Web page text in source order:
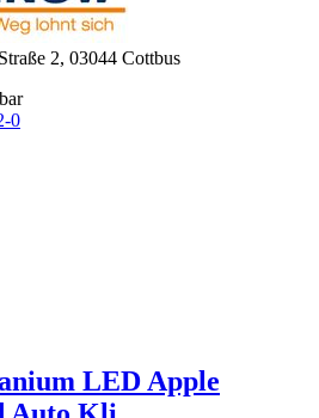
2, 03044 Cottbus
0
LED Apple